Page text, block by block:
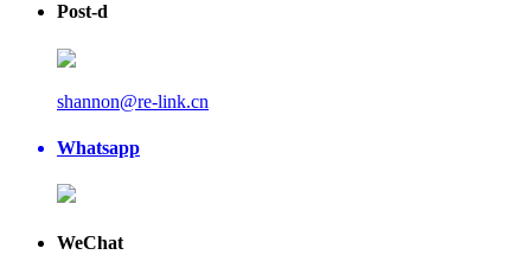
Post-d
shannon@re-link.cn
Whatsapp
WeChat